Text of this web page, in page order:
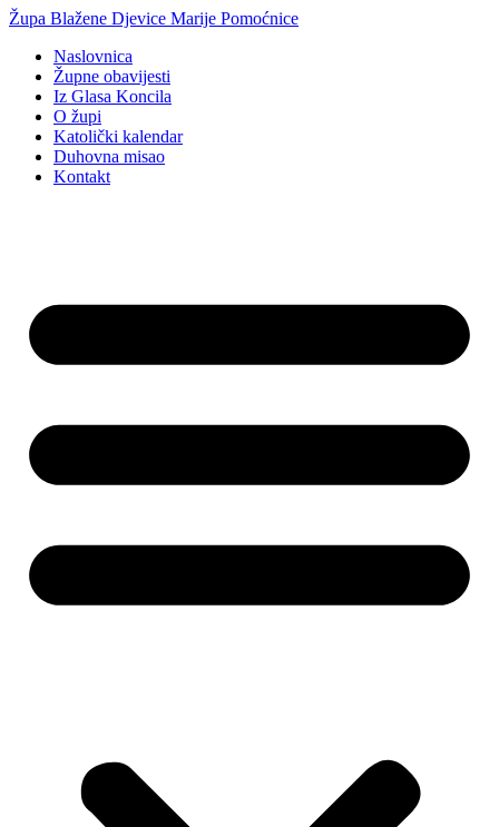
Idi
sadržaj
Župa Blažene Djevice Marije Pomoćnice
Naslovnica
Župne obavijesti
Iz Glasa Koncila
O župi
Katolički kalendar
Duhovna misao
Kontakt